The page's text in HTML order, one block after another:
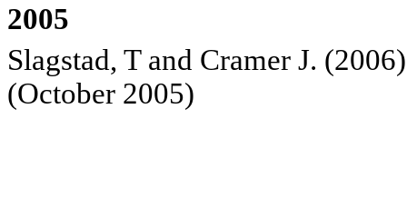
2005
Slagstad, T and Cramer J.
(October 2005)